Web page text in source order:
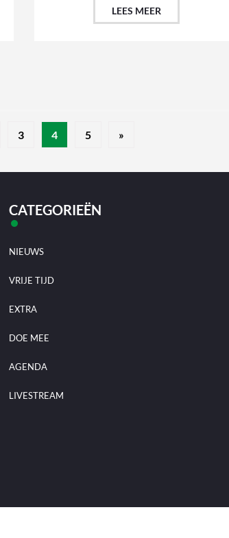
LEES MEER
3 4 5 »
CATEGORIEËN
NIEUWS
VRIJE TIJD
EXTRA
DOE MEE
AGENDA
LIVESTREAM